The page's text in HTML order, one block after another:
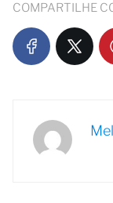
COMPARTILHE